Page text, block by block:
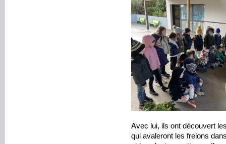
Avec lui, ils ont découvert
qui avaleront les frelons